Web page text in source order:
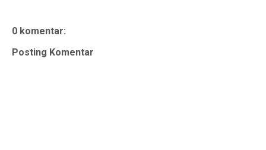
0 komentar:
Posting Komentar